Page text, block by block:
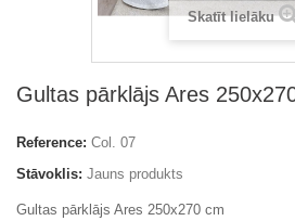
Skatīt lielāku
Gultas pārklājs Ares
Reference: Col. 07
Stāvoklis: Jauns produkts
Gultas pārklājs Ares 250x270 cm